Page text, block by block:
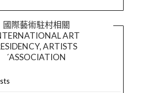
國際藝術駐村相關
ART
ARTISTS
´ASSOCIATION